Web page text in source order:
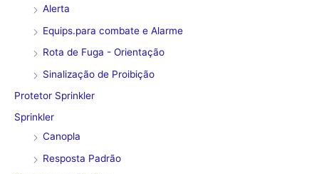
Alerta
Equips.para combate e Alarme
Rota de Fuga - Orientação
Sinalização de Proibição
Protetor Sprinkler
Sprinkler
Canopla
Resposta Padrão